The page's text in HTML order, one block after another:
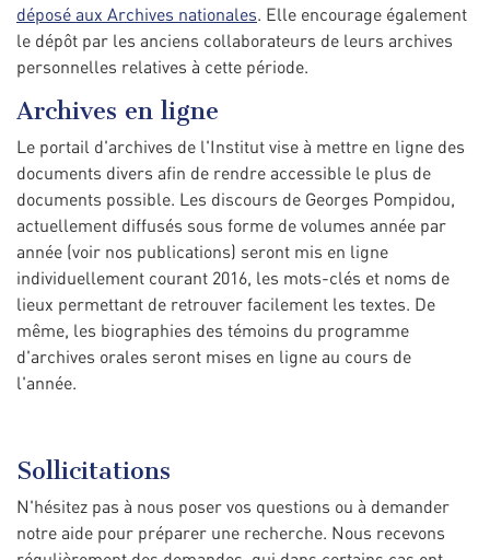
déposé aux Archives nationales. Elle encourage également
le dépôt par les anciens collaborateurs de leurs archives
personnelles relatives à cette période.
Archives en ligne
Le portail d'archives de l'Institut vise à mettre en ligne des
documents divers afin de rendre accessible le plus de
documents possible. Les discours de Georges Pompidou,
actuellement diffusés sous forme de volumes année par
année (voir nos publications) seront mis en ligne
individuellement courant 2016, les mots-clés et noms de
lieux permettant de retrouver facilement les textes. De
même, les biographies des témoins du programme
d'archives orales seront mises en ligne au cours de
l'année.
Sollicitations
N'hésitez pas à nous poser vos questions ou à demander
notre aide pour préparer une recherche. Nous recevons